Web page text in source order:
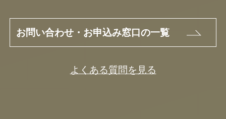
お問い合わせ・お申込み窓口の一覧
よくある質問を見る